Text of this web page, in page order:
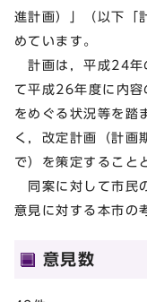
進計画）」（以下「
めています。
計画は，平成24年
て平成26年度に内容
をめぐる状況等を踏
く，改定計画（計画
で）を策定すること
同案に対して市民
意見に対する本市の
意見数